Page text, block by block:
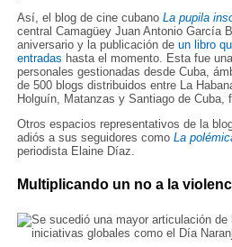
Así, el blog de cine cubanoLa pupila
central Camagüey Juan Antonio García
aniversario y la publicación deun libro
entradas hasta el momento. Esta fue
personales gestionadas desde Cuba,
de 500 blogs distribuidos entre La
Holguín, Matanzas y Santiago de Cuba,
Otros espacios representativos de la
adiós a sus seguidores comoLa
periodista Elaine Díaz.
Multiplicando un no a la